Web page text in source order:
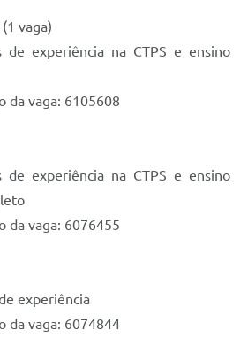
vaga)
de experiência na CTPS e ensino
da vaga: 6105608
de experiência na CTPS e ensino
da vaga: 6076455
experiência
da vaga: 6074844